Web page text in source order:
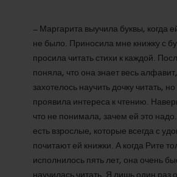
– Маргарита выучила буквы, когда
не было. Приносила мне книжку с
просила читать стихи к каждой.
поняла, что она знает весь
захотелось научить дочку читать,
проявила интереса к чтению.
что не понимала, зачем ей это
есть взрослые, которые всегда с
почитают ей книжки. А когда Рите
исполнилось пять лет, она очень
научилась читать. Я лишь один раз